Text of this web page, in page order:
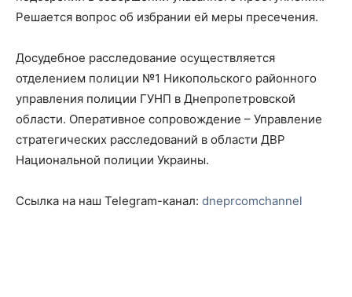
Решается вопрос об избрании ей меры пресечения.
Досудебное расследование осуществляется
отделением полиции №1 Никопольского районного
управления полиции ГУНП в Днепропетровской
области. Оперативное сопровождение – Управление
стратегических расследований в области ДВР
Национальной полиции Украины.
Ссылка на наш Telegram-канал: dneprcomchannel